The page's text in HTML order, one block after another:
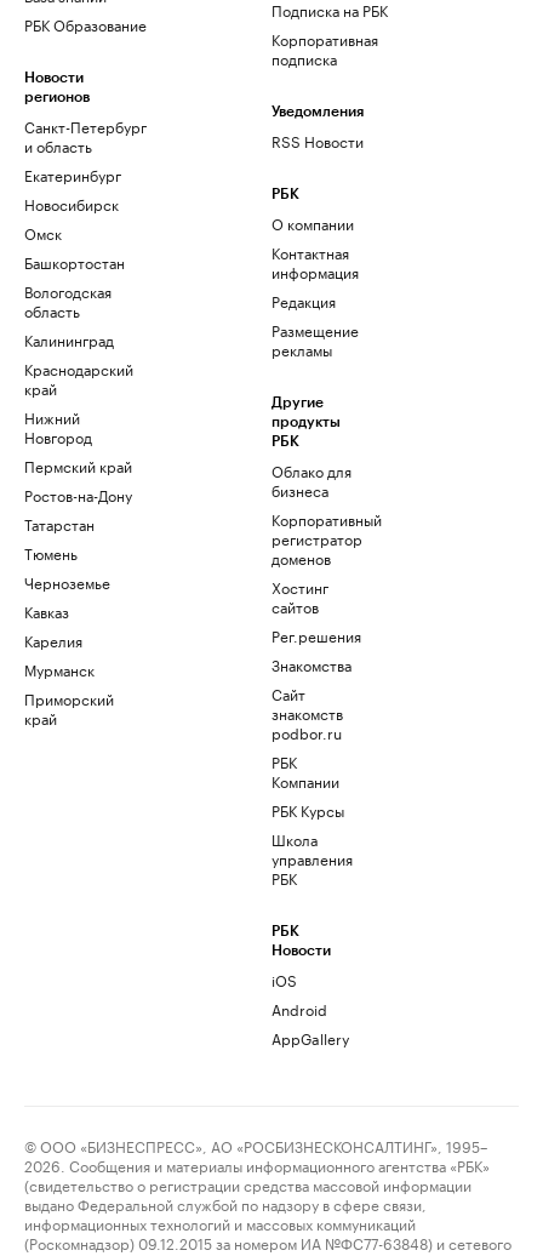
РБК Образование
Новости
регионов
Санкт-Петербург
и область
Екатеринбург
Новосибирск
Омск
Башкортостан
Вологодская
область
Калининград
Краснодарский
край
Нижний
Новгород
Пермский край
Ростов-на-Дону
Татарстан
Тюмень
Черноземье
Кавказ
Карелия
Мурманск
Приморский
край
Подписка на РБК
Корпоративная
подписка
Уведомления
RSS Новости
РБК
О компании
Контактная
информация
Редакция
Размещение
рекламы
Другие
продукты
РБК
Облако для
бизнеса
Корпоративный
регистратор
доменов
Хостинг
сайтов
Рег.решения
Знакомства
Сайт
знакомств
podbor.ru
РБК
Компании
РБК Курсы
Школа
управления
РБК
РБК
Новости
iOS
Android
AppGallery
© ООО «БИЗНЕСПРЕСС», АО «РОСБИЗНЕСКОНСАЛТИНГ», 1995–
2026. Сообщения и материалы информационного агентства «РБК»
(свидетельство о регистрации средства массовой информации
выдано Федеральной службой по надзору в сфере связи,
информационных технологий и массовых коммуникаций
(Роскомнадзор) 09.12.2015 за номером ИА №ФС77-63848) и сетевого